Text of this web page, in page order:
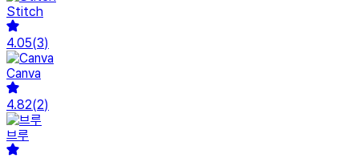
Stitch
4.05(3)
Canva
4.82(2)
브루